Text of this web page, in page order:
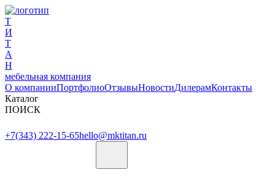
Т
И
Т
А
Н
мебельная компания
О компанииПортфолиоОтзывыНовостиДилерамКонтакты
Каталог
ПОИСК
+7(343) 222-15-65hello@mktitan.ru